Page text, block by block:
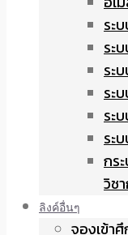
ระ
ระ
ระ
ระ
ระ
ระ
กร
วิช
ลิงค์อื่นๆ
จองเข้า